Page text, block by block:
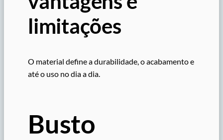
limitações
O material define a durabilidade, o acabamento e
até o uso no dia a dia.
Busto